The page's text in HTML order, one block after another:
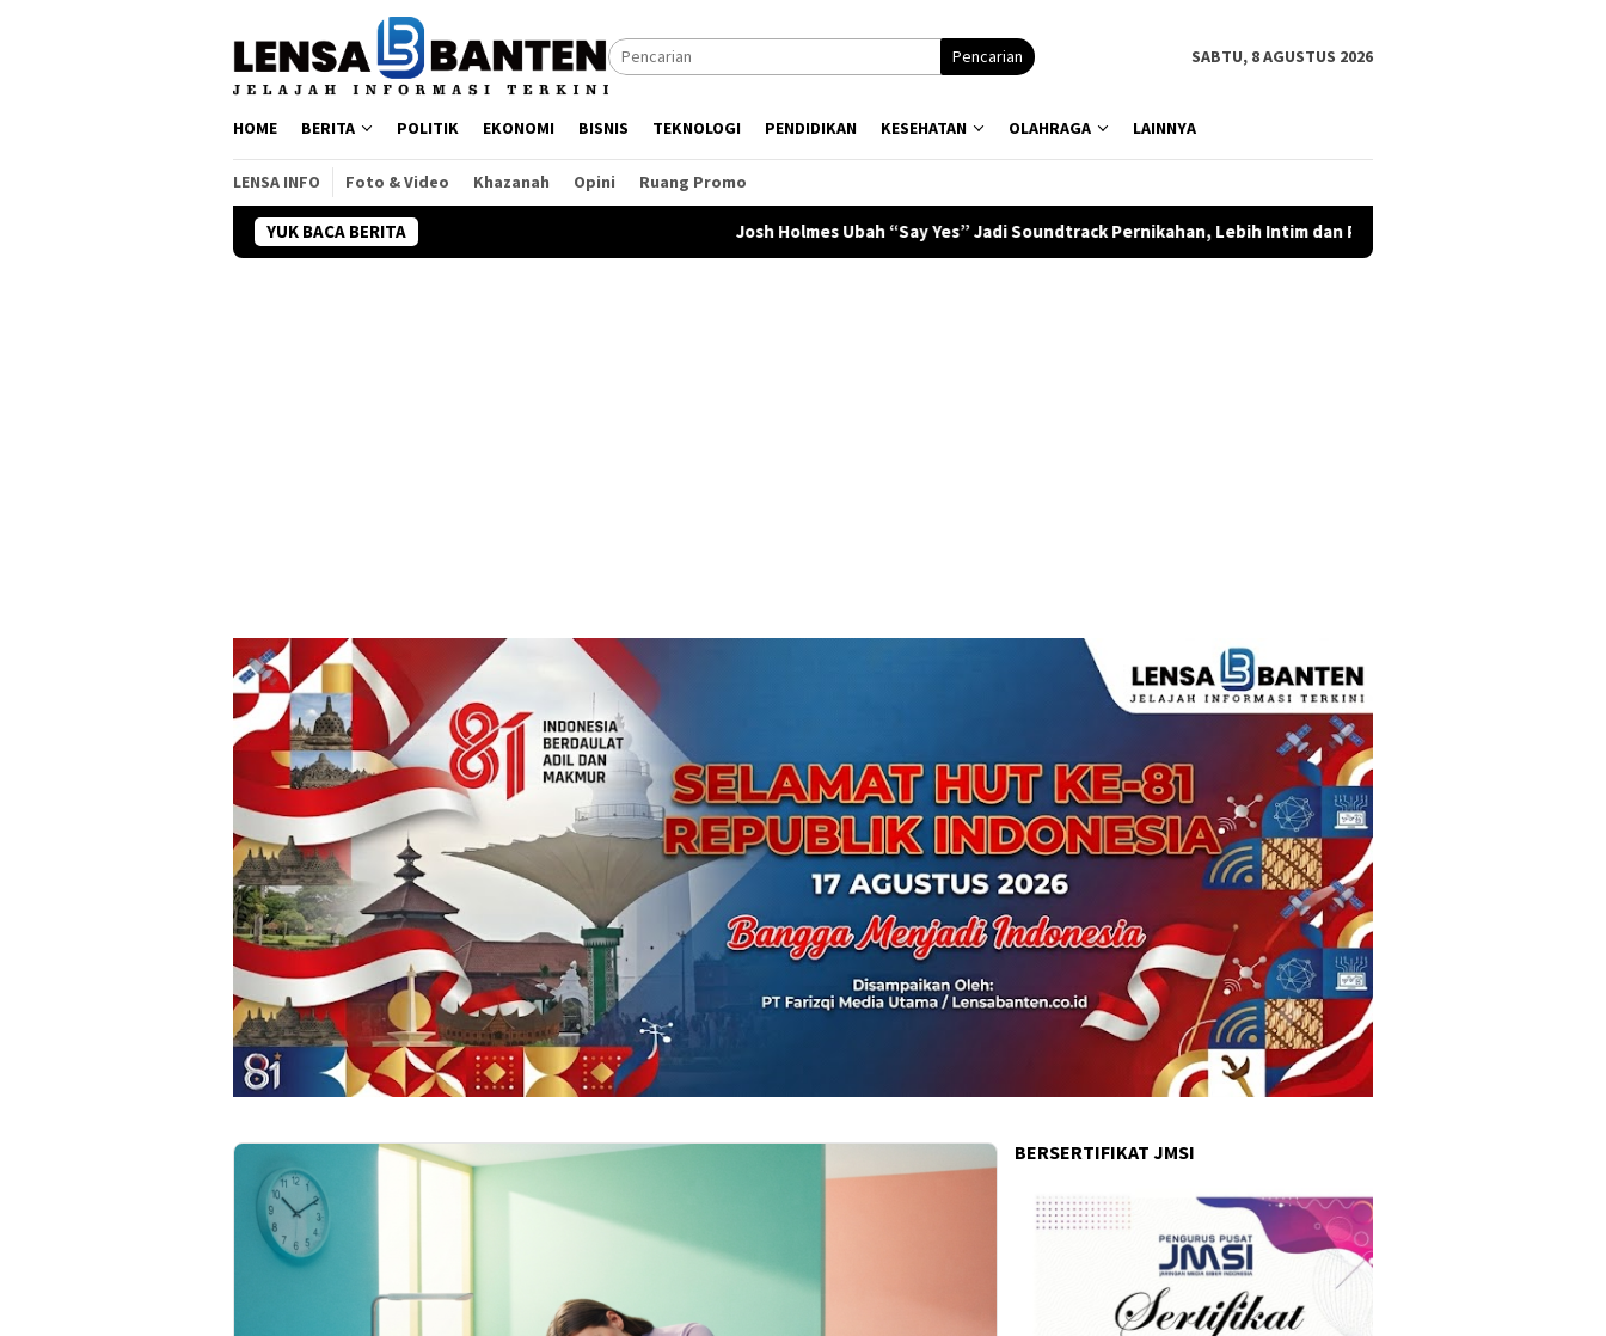
Pencarian SABTU, 8 AGUSTUS 2026
HOME BERITA POLITIK EKONOMI BISNIS TEKNOLOGI PENDIDIKAN KESEHATAN OLAHRAGA LAINNYA
LENSA INFO Foto & Video Khazanah Opini Ruang Promo
YUK BACA BERITA Josh Holmes Ubah “Say Yes” Jadi Soundtrack Pernikahan, Lebih Intim dan Personal Wamen Perang AS Elbridge
BERSERTIFIKAT JMSI